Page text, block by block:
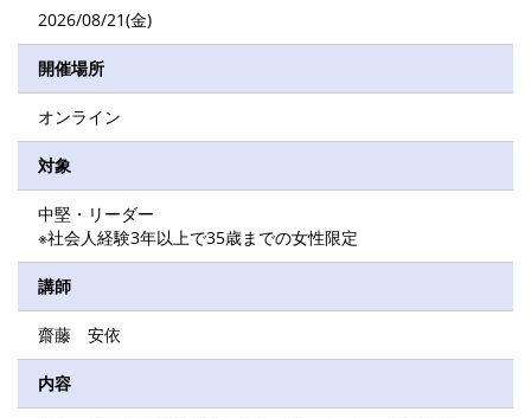
2026/08/21(金)
開催場所
オンライン
対象
中堅・リーダー
※社会人経験3年以上で35歳までの女性限定
講師
齋藤 安依
内容